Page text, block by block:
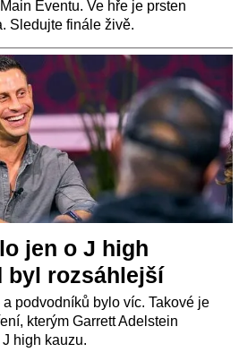
Eventu. Ve hře je prsten
Sledujte finále živě.
jen o J high
byl rozsáhlejší
podvodníků bylo víc. Takové je
kterým Garrett Adelstein
high kauzu.